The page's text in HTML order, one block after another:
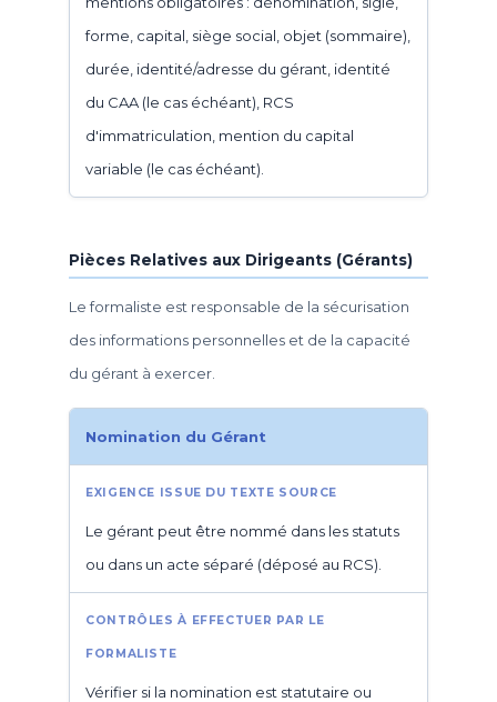
forme, capital, siège social, objet (sommaire),
durée, identité/adresse du gérant, identité
du CAA (le cas échéant), RCS
d'immatriculation, mention du capital
variable (le cas échéant).
Pièces Relatives aux Dirigeants (Gérants)
Le formaliste est responsable de la sécurisation
des informations personnelles et de la capacité
du gérant à exercer.
Nomination du Gérant
Le gérant peut être nommé dans les statuts
ou dans un acte séparé (déposé au RCS).
Vérifier si la nomination est statutaire ou